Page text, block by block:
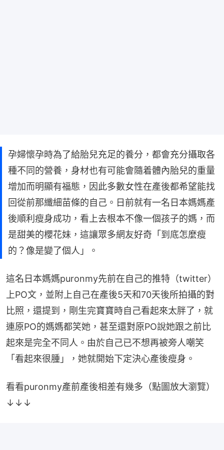
孕婦懷孕時為了給胎兒充足的養分，都會充分攝取各
種不同的營養，身材也有可能會隨着體內胎兒的重量
增加而明顯有福態，因此多數女性在產後都希望能找
回從前那纖細苗條的自己。日前就有一名日本媽媽產
後順利瘦身成功，看上去根本不像一個孩子的媽，而
是甜美的櫻花妹，這讓眾多網友好奇「到底怎麼瘦
的？像是變了個人」。
這名日本媽媽puronmy先前在自己的推特（twitter）
上PO文，並附上自己在產後5天和70天後所拍攝的對
比照，還提到，剛生完寶寶時自己看起來太胖了，就
連原PO的媽媽都笑她，甚至還對原PO說她跟之前比
起來是完全不同人。由於自己已不想再被旁人嘲笑
「看起來很腫」，她就開始下定決心產後瘦身。
看看puronmy產前產後相差有幾多（點圖放大瀏覽）
↓↓↓